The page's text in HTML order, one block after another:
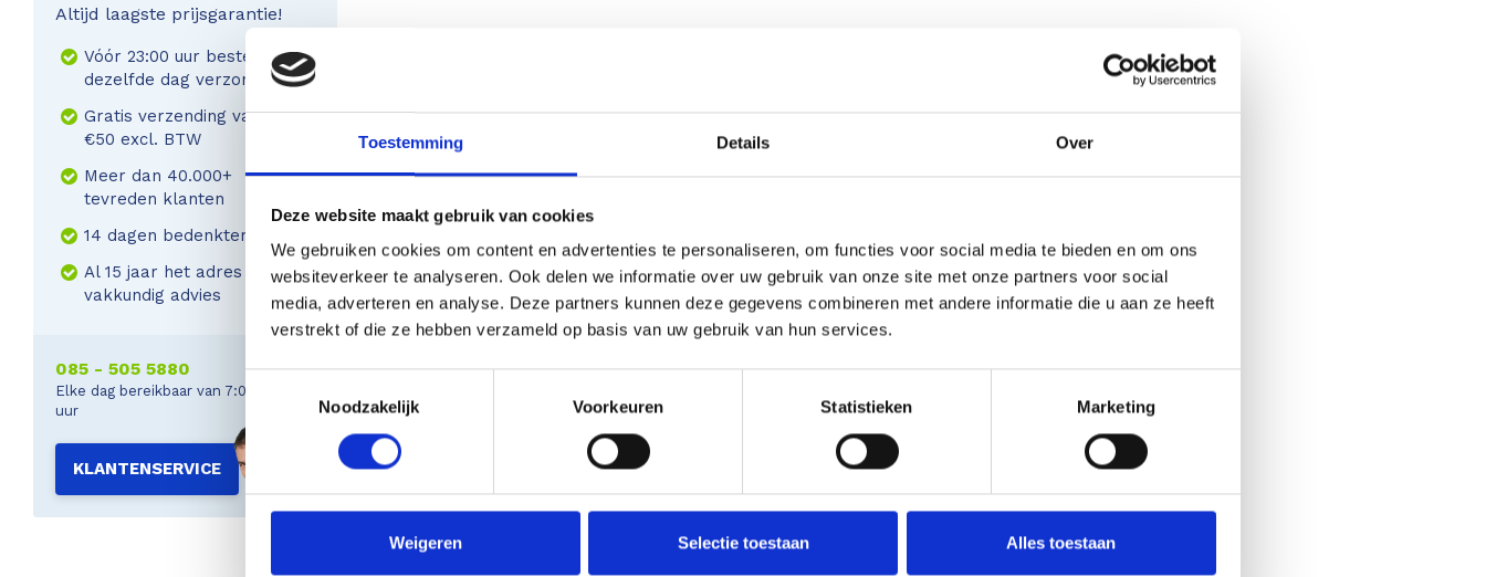
Toestemming Details Over
Deze website maakt gebruik van cookies
We gebruiken cookies om content en advertenties te personaliseren, om functies voor social media te bieden en om ons
websiteverkeer te analyseren. Ook delen we informatie over uw gebruik van onze site met onze partners voor social
media, adverteren en analyse. Deze partners kunnen deze gegevens combineren met andere informatie die u aan ze heeft
verstrekt of die ze hebben verzameld op basis van uw gebruik van hun services.
Noodzakelijk
Voorkeuren Statistieken Marketing
Weigeren Selectie toestaan Alles toestaan
Altijd laagste prijsgarantie!
Vóór 23:00 uur besteld,
dezelfde dag verzonden
Gratis verzending vanaf
€50 excl. BTW
Meer dan 40.000+
tevreden klanten
14 dagen bedenktermijn
Al 15 jaar het adres voor
vakkundig advies
085 - 505 5880
Elke dag bereikbaar van 7:00 tot 22:00
uur
KLANTENSERVICE